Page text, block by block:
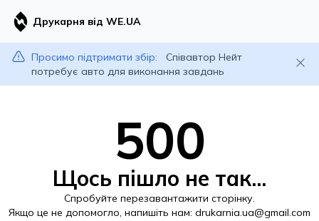
Друкарня від WE.UA
Просимо підтримати збір:
Співавтор Нейт
потребує авто для виконання завдань
500
Щось пішло не так...
Спробуйте перезавантажити сторінку.
Якщо це не допомогло, напишіть нам: drukarnia.ua@gmail.com